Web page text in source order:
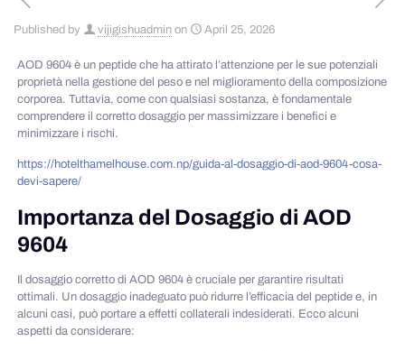
Published by vijigishuadmin on April 25, 2026
AOD 9604 è un peptide che ha attirato l’attenzione per le sue potenziali
proprietà nella gestione del peso e nel miglioramento della composizione
corporea. Tuttavia, come con qualsiasi sostanza, è fondamentale
comprendere il corretto dosaggio per massimizzare i benefici e
minimizzare i rischi.
https://hotelthamelhouse.com.np/guida-al-dosaggio-di-aod-9604-cosa-
devi-sapere/
Importanza del Dosaggio di AOD
9604
Il dosaggio corretto di AOD 9604 è cruciale per garantire risultati
ottimali. Un dosaggio inadeguato può ridurre l’efficacia del peptide e, in
alcuni casi, può portare a effetti collaterali indesiderati. Ecco alcuni
aspetti da considerare: